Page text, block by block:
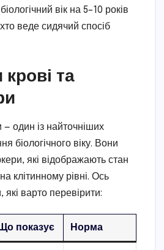
вік на 5–10 років
веде сидячий спосіб
та
— один із найточніших
біологічного віку. Вони
які відображають стан
клітинному рівні. Ось
які варто перевірити:
Що показує Норма